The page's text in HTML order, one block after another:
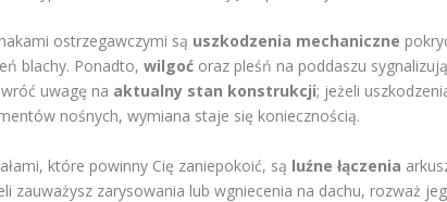
ostrzegawczymi są uszkodzenia mechaniczne
blachy. Ponadto,wilgoć oraz pleśń na poddaszu
uwagę na aktualny stan konstrukcji; jeżeli
nośnych, wymiana staje się koniecznością.
które powinny Cię zaniepokoić, są luźne łączenia
zauważysz zarysowania lub wgniecenia na dachu, rozważ